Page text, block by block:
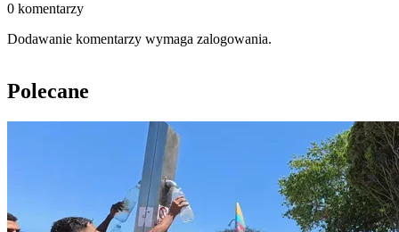
0 komentarzy
Dodawanie komentarzy wymaga zalogowania.
Polecane